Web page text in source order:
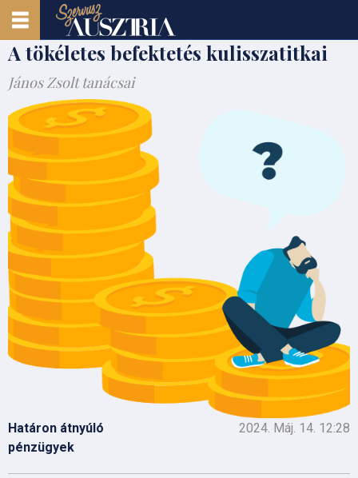
A tökéletes befektetés kulisszatitkai
János Zsolt tanácsai
Határon átnyúló
pénzügyek
2024. Máj. 14. 12:28